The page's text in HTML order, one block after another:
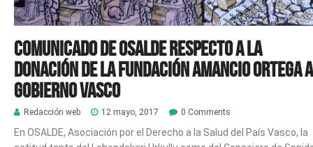
Comunicado de OSALDE respecto a la
donación de la Fundación Amancio Ortega
Gobierno Vasco
Redacción web 12 mayo, 2017 0 Comments
En OSALDE, Asociación por el Derecho a la Salud del País Vasco, la